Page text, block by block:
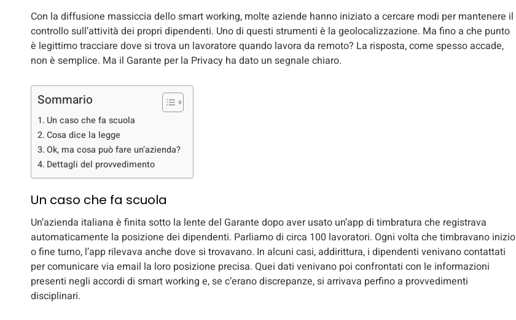
Con la diffusione massiccia dello smart working, molte aziende hanno iniziato a cercare modi per mantenere il
controllo sull’attività dei propri dipendenti. Uno di questi strumenti è la geolocalizzazione. Ma fino a che punto
è legittimo tracciare dove si trova un lavoratore quando lavora da remoto? La risposta, come spesso accade,
non è semplice. Ma il Garante per la Privacy ha dato un segnale chiaro.
Sommario
Un caso che fa scuola
Cosa dice la legge
Ok, ma cosa può fare un’azienda?
Dettagli del provvedimento
Un caso che fa scuola
Un’azienda italiana è finita sotto la lente del Garante dopo aver usato un’app di timbratura che registrava
automaticamente la posizione dei dipendenti. Parliamo di circa 100 lavoratori. Ogni volta che timbravano inizio
o fine turno, l’app rilevava anche dove si trovavano. In alcuni casi, addirittura, i dipendenti venivano contattati
per comunicare via email la loro posizione precisa. Quei dati venivano poi confrontati con le informazioni
presenti negli accordi di smart working e, se c’erano discrepanze, si arrivava perfino a provvedimenti
disciplinari.